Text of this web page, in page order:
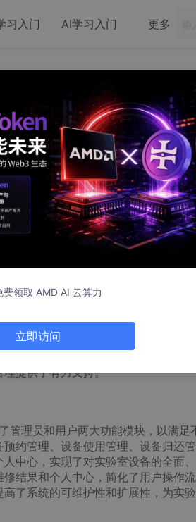
习入门 AI学习入门 更多
理系统设计与实现
实现实验室设备的高效、智能化管理
包括用户管理、需求预测管理以及
管理员能够轻松掌握设备状态，高
验室设备的正常运行。
，极大简化了用户操作流程，提升
时归还设备并申报故障，跟踪维修
造了高效、有序的工作环境。总体
提供了有力支持。
管理员和用户两大功能模块，以满足
约管理、设备使用管理、设备归还
中心，实现了对实验室设备的全面
结果和个人中心，简化了用户操作
了系统的可维护性和扩展性，为实
费领取 AMD AI 云算力
立即访问